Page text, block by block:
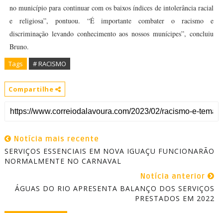
no município para continuar com os baixos índices de intolerância racial
e religiosa”, pontuou. “É importante combater o racismo e
discriminação levando conhecimento aos nossos munícipes”, concluiu
Bruno.
Tags # RACISMO
Compartilhe
Notícia mais recente
SERVIÇOS ESSENCIAIS EM NOVA IGUAÇU FUNCIONARÃO
NORMALMENTE NO CARNAVAL
Notícia anterior
ÁGUAS DO RIO APRESENTA BALANÇO DOS SERVIÇOS
PRESTADOS EM 2022